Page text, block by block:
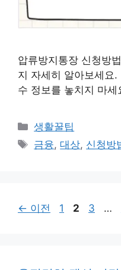
압류방지통장 신청방
지 자세히 알아보세요
수 정보를 놓치지 마세
카
테
생활꿀팁
태
금융,대상, 신청방
← 이전
페
1
페
2
페
3 …